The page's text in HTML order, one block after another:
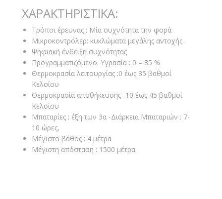
ΧΑΡΑΚΤΗΡΙΣΤΙΚΑ:
Τρόποι έρευνας : Μία συχνότητα την φορά
Μικροκοντρόλερ: κυκλώματα μεγάλης αντοχής.
Ψηφιακή ένδειξη συχνότητας
Προγραμματιζόμενο. Υγρασία : 0 – 85 %
Θερμοκρασία λειτουργίας :0 έως 35 βαθμοί
Κελσίου
Θερμοκρασία αποθήκευσης -10 έως 45 βαθμοί
Κελσίου
Μπαταρίες : έξη των 3α -Διάρκεια Μπαταριών : 7-
10 ώρες,
Μέγιστο βάθος : 4 μέτρα
Μέγιστη απόσταση : 1500 μέτρα